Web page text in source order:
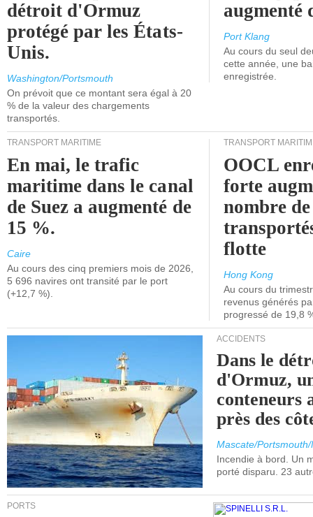
détroit d'Ormuz
protégé par les États-
Unis.
Washington/Portsmouth
On prévoit que ce montant sera égal à 20
% de la valeur des chargements
transportés.
augmenté
Port Klang
Au cours du seul
cette année, une
enregistrée.
TRANSPORT MARITIME
En mai, le trafic
maritime dans le canal
de Suez a augmenté de
15 %.
Caire
Au cours des cinq premiers mois de 2026,
5 696 navires ont transité par le port
(+12,7 %).
TRANSPORT
OOCL
forte
nombre
flotte
Hong Kong
Au cours du
revenus générés
progressé de 19,8
ACCIDENTS
Dans le
d'Ormuz,
conteneurs
près des
Mascate/
Incendie à bord. Un
porté disparu. 23
PORTS